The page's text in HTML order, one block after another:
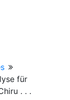
für
. . .